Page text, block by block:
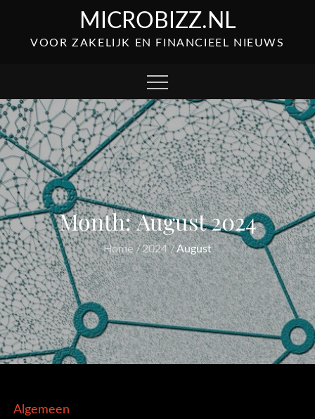
content
MICROBIZZ.NL
VOOR ZAKELIJK EN FINANCIEEL NIEUWS
Month:August 2024
Home 2024 August
Algemeen